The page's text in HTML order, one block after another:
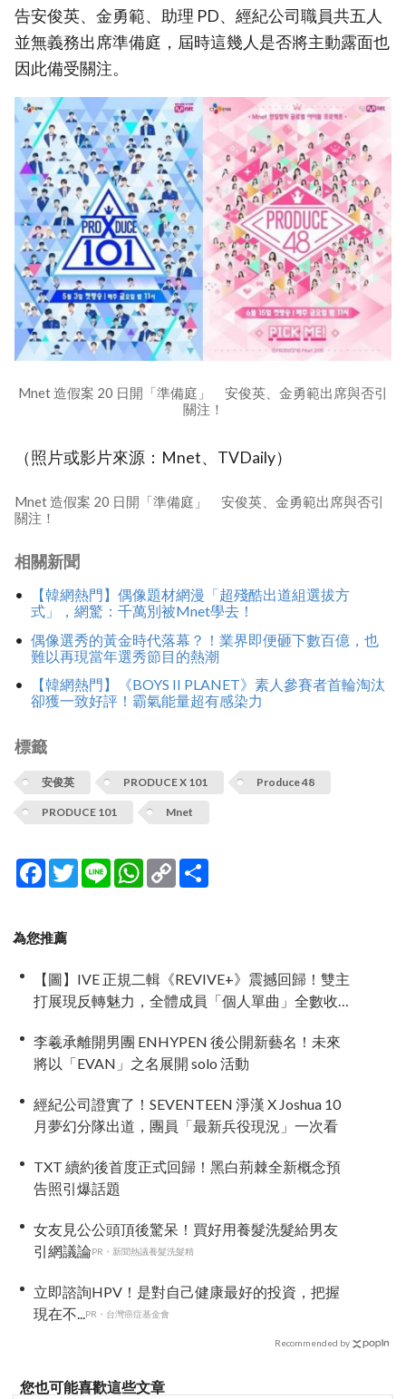
告安俊英、金勇範、助理 PD、經紀公司職員共五人
並無義務出席準備庭，屆時這幾人是否將主動露面也
因此備受關注。
Mnet 造假案 20 日開「準備庭」 安俊英、金勇範出席與否引
關注！
（照片或影片來源：Mnet、TVDaily）
Mnet 造假案 20 日開「準備庭」 安俊英、金勇範出席與否引
關注！
相關新聞
【韓網熱門】偶像題材網漫「超殘酷出道組選拔方
式」，網驚：千萬別被Mnet學去！
偶像選秀的黃金時代落幕？！業界即便砸下數百億，也
難以再現當年選秀節目的熱潮
【韓網熱門】《BOYS II PLANET》素人參賽者首輪淘汰
卻獲一致好評！霸氣能量超有感染力
標籤
安俊英 PRODUCE X 101 Produce 48
PRODUCE 101 Mnet
Facebook
TwitterLine WhatsApp
Copy
Link
為您推薦
【圖】IVE 正規二輯《REVIVE+》震撼回歸！雙主
打展現反轉魅力，全體成員「個人單曲」全數收
李羲承離開男團 ENHYPEN 後公開新藝名！未來
將以「EVAN」之名展開 solo 活動
經紀公司證實了！SEVENTEEN 淨漢 X Joshua 10
月夢幻分隊出道，團員「最新兵役現況」一次看
TXT 續約後首度正式回歸！黑白荊棘全新概念預
告照引爆話題
女友見公公頭頂後驚呆！買好用養髮洗髮給男友
引網議論PR・新聞熱議養髮洗髮精
立即諮詢HPV！是對自己健康最好的投資，把握
現在不...PR・台灣癌症基金會
Recommended by
您也可能喜歡這些文章